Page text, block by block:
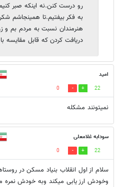
رو درست کنن.نه اینکه صبر کنیم
به فکر بیفتیم.تا همینجاشم
هنرمندان نسبت به مردم بم و
دریافت کردن که قابل مقایسه
امید
22
0
نمیتونند مشکله
سودابه غلامعلی
22
0
سلام از اول انقلاب بنیاد مسکن در
وخودش ارز یابی میکند وبه خودش نمره